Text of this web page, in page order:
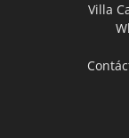
Villa